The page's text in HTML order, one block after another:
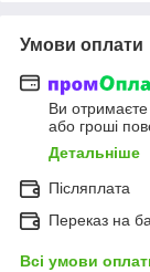
Умови оплати
Ви
або гроші
Детальніше
Післяплата
Переказ на
Всі умови